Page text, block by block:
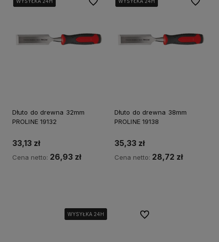
Dłuto do drewna 32mm
PROLINE 19132
33,13 zł
Cena netto: 26,93 zł
Dłuto do drewna 38mm
PROLINE 19138
35,33 zł
Cena netto: 28,72 zł
WYSYŁKA 24H
WYSYŁKA 24H
WYSYŁKA 24H Do ulubionych